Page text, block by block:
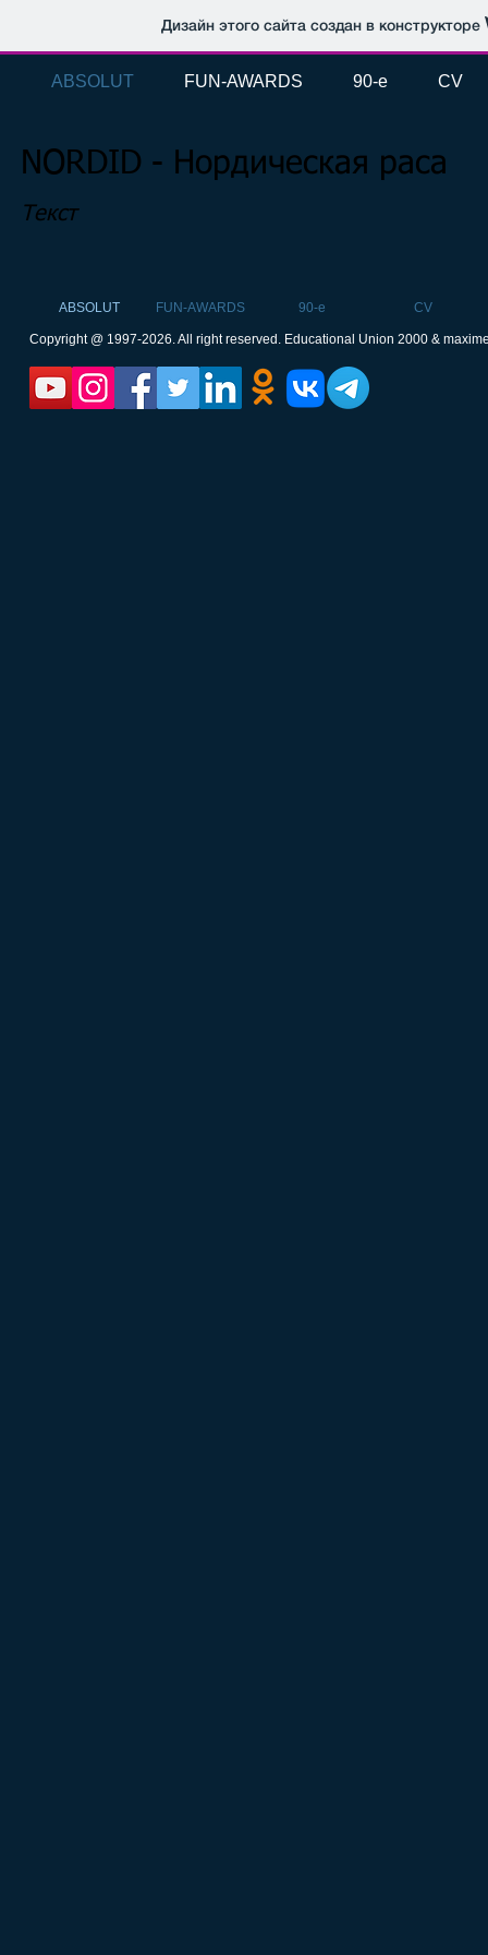
Дизайн этого сайта создан в конструкторе
ABSOLUT FUN-AWARDS 90-e CV
NORDID - Нордическая раса
Текст
ABSOLUT FUN-AWARDS 90-e CV
Copyright @ 1997-2026. All right reserved. Educational Union 2000 &